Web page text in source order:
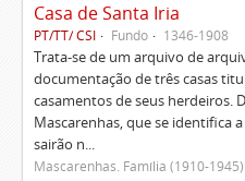
Casa de Santa Iria
PT/TT/ CSI Fundo 1346-1908
Trata-se de um arquivo de
documentação de três casas
casamentos de seus herdeiros.
Mascarenhas, que se identifica
sairão n...
Mascarenhas. Família (1910-1945)